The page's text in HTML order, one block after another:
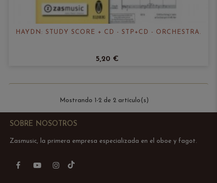
HAYDN: STUDY SCORE + CD - STP+CD - ORCHESTRA.
5,20 €
Mostrando 1-2 de 2 artículo(s)
SOBRE NOSOTROS
Zasmusic, la primera empresa especializada en el oboe y fagot.
FacebookYouTubeInstagram